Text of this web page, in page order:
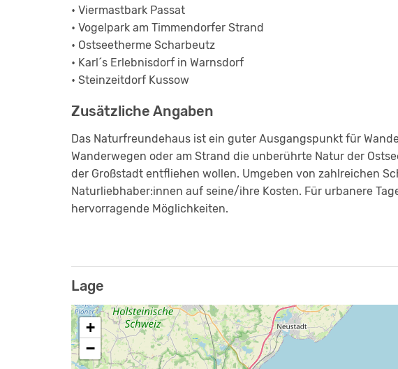
• Viermastbark Passat
• Vogelpark am Timmendorfer Strand
• Ostseetherme Scharbeutz
• Karl´s Erlebnisdorf in Warnsdorf
• Steinzeitdorf Kussow
Zusätzliche Angaben
Das Naturfreundehaus ist ein guter Ausgangspunkt für
Wanderwegen oder am Strand die unberührte Natur der
der Großstadt entfliehen wollen. Umgeben von zahlreichen
Naturliebhaber:innen auf seine/ihre Kosten. Für urbanere
hervorragende Möglichkeiten.
Lage
+
−